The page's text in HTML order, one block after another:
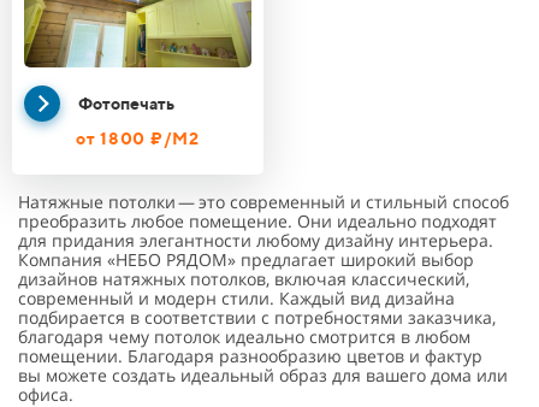
Фотопечать
от 1800 ₽/М2
Натяжные потолки — это современный и стильный способ
преобразить любое помещение. Они идеально подходят
для придания элегантности любому дизайну интерьера.
Компания «НЕБО РЯДОМ» предлагает широкий выбор
дизайнов натяжных потолков, включая классический,
современный и модерн стили. Каждый вид дизайна
подбирается в соответствии с потребностями заказчика,
благодаря чему потолок идеально смотрится в любом
помещении. Благодаря разнообразию цветов и фактур
вы можете создать идеальный образ для вашего дома или
офиса.